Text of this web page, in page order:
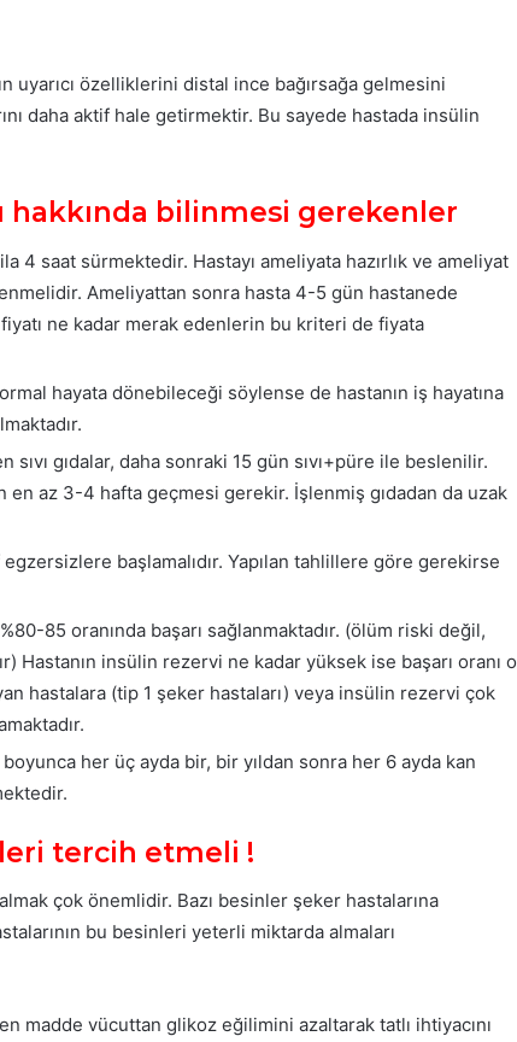
uyarıcı özelliklerini distal ince bağırsağa gelmesini
daha aktif hale getirmektir. Bu sayede hastada insülin
hakkında bilinmesi gerekenler
4 saat sürmektedir. Hastayı ameliyata hazırlık ve ameliyat
Ameliyattan sonra hasta 4-5 gün hastanede
ne kadar merak edenlerin bu kriteri de fiyata
hayata dönebileceği söylense de hastanın iş hayatına
gıdalar, daha sonraki 15 gün sıvı+püre ile beslenilir.
en az 3-4 hafta geçmesi gerekir. İşlenmiş gıdadan da uzak
başlamalıdır. Yapılan tahlillere göre gerekirse
85 oranında başarı sağlanmaktadır. (ölüm riski değil,
Hastanın insülin rezervi ne kadar yüksek ise başarı oranı o
hastalara (tip 1 şeker hastaları) veya insülin rezervi çok
her üç ayda bir, bir yıldan sonra her 6 ayda kan
tercih etmeli !
çok önemlidir. Bazı besinler şeker hastalarına
bu besinleri yeterli miktarda almaları
madde vücuttan glikoz eğilimini azaltarak tatlı ihtiyacını